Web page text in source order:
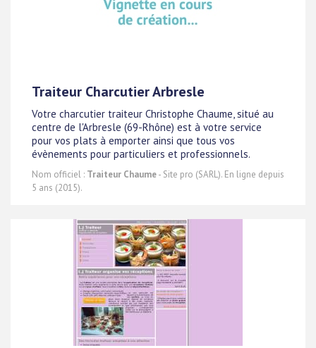
Traiteur Charcutier Arbresle
Votre charcutier traiteur Christophe Chaume, situé au
centre de l'Arbresle (69-Rhône) est à votre service
pour vos plats à emporter ainsi que tous vos
évènements pour particuliers et professionnels.
Nom officiel : Traiteur Chaume- Site pro (SARL). En ligne depuis
5 ans (2015).